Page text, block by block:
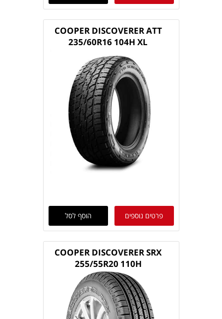
COOPER DISCOVERER ATT
235/60R16 104H XL
פרטים נוספים הוסף לסל
COOPER DISCOVERER SRX
255/55R20 110H